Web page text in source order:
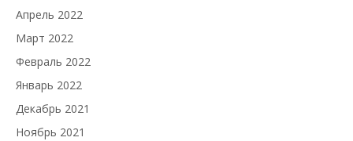
Апрель 2022
Март 2022
Февраль 2022
Январь 2022
Декабрь 2021
Ноябрь 2021